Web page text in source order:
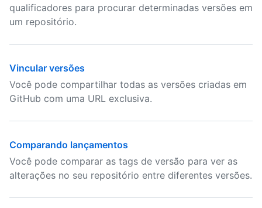
qualificadores para procurar determinadas versões em
um repositório.
Vincular versões
Você pode compartilhar todas as versões criadas em
GitHub com uma URL exclusiva.
Comparando lançamentos
Você pode comparar as tags de versão para ver as
alterações no seu repositório entre diferentes versões.